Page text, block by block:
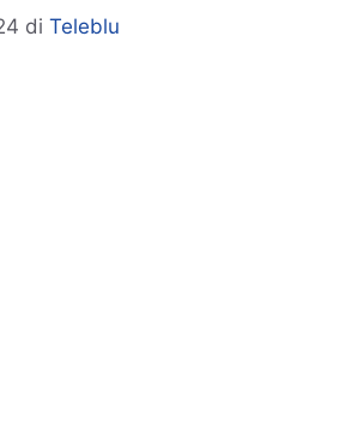
di Teleblu